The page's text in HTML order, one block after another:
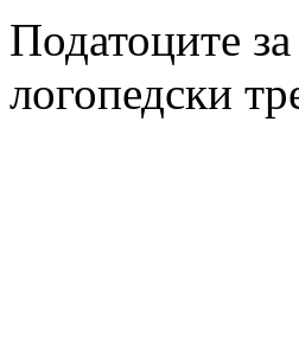
Податоците
логопедски